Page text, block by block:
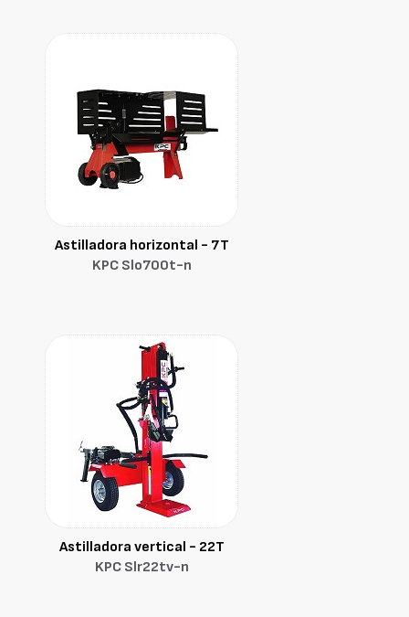
Astilladora horizontal - 7T
KPC Slo700t-n
Astilladora vertical - 22T
KPC Slr22tv-n